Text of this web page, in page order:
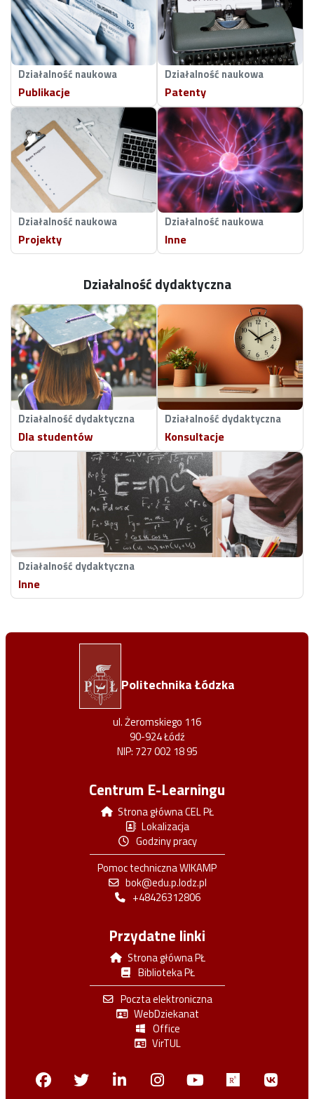
Działalność naukowa
Publikacje
Działalność naukowa
Patenty
Działalność naukowa
Projekty
Działalność naukowa
Inne
Działalność dydaktyczna
Działalność dydaktyczna
Dla studentów
Działalność dydaktyczna
Konsultacje
Działalność dydaktyczna
Inne
Politechnika Łódzka
ul. Żeromskiego 116
90-924 Łódź
NIP: 727 002 18 95
Centrum E-Learningu
Strona główna CEL PŁ
Lokalizacja
Godziny pracy
Pomoc techniczna WIKAMP
bok@edu.p.lodz.pl
+48426312806
Przydatne linki
Strona główna PŁ
Biblioteka PŁ
Poczta elektroniczna
WebDziekanat
Office
VirTUL
FacebookTwitterLinkedinInstagram
Youtube